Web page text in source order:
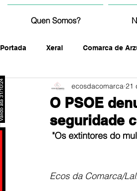
Quen Somos?
Portada Xeral Comarca de
fotografía
O PSOE
seguridade
ecosdacomarca 21
"Os extintores do
Ecos da Comarca/